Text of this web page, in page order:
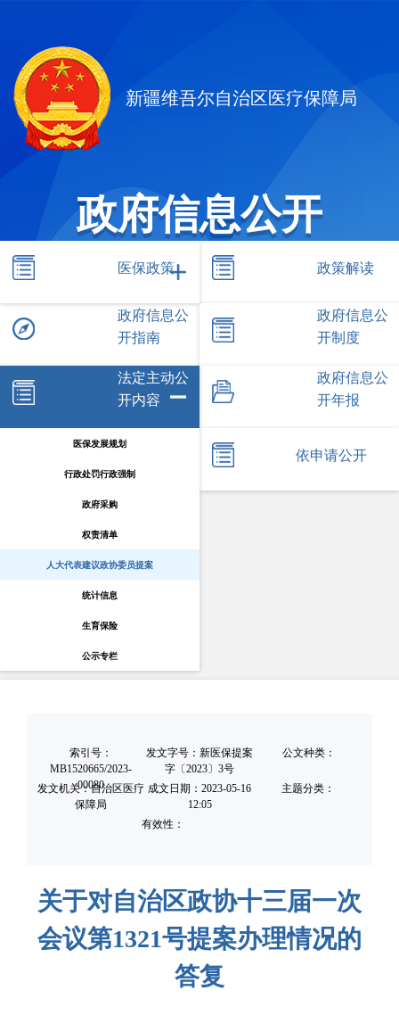
新疆维吾尔自治区医疗保障局
政府信息公开
医保政策 政策解读
政府信息公
开指南
政府信息公
开制度
法定主动公
开内容
医保发展规划
行政处罚行政强制
政府采购
权责清单
人大代表建议政协委员提案
统计信息
生育保险
公示专栏
政府信息公
开年报
依申请公开
索引号：
MB1520665/2023-
00080
发文字号：新医保提案
字〔2023〕3号
公文种类：
发文机关：自治区医疗
保障局
成文日期： 2023-05-16
12:05
主题分类：
有效性：
关于对自治区政协十三届一次
会议第1321号提案办理情况的
答复